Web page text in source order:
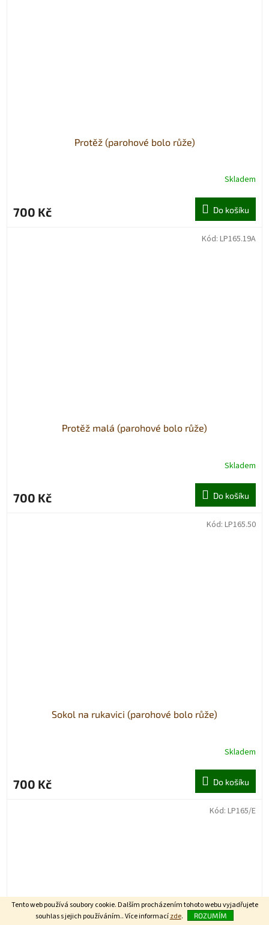
Tento web používá soubory cookie. Dalším procházením tohoto webu vyjadřujete
souhlas s jejich používáním.. Více informacízde. ROZUMÍM
Protěž (parohové bolo růže)
Skladem
700 Kč Do košíku
Protěž malá (parohové bolo růže)
Skladem
700 Kč Do košíku
Kód: LP165.19A
Sokol na rukavici (parohové bolo růže)
Skladem
700 Kč Do košíku
Kód: LP165.50
Kód: LP165/E